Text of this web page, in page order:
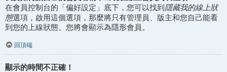
在會員控制台的「偏好設定」底下，您可以找到 隱藏我的線上狀
態選項，啟用這個選項，那麼將只有管理員、版主和您自己能看
到您的上線狀態。您將會顯示為隱形會員。
回頂端
顯示的時間不正確！